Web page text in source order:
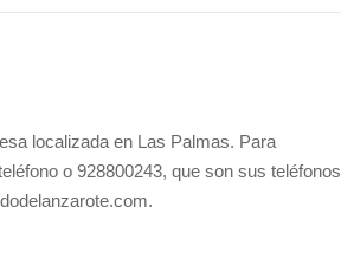
localizada en Las Palmas. Para
o 928800243, que son sus teléfonos